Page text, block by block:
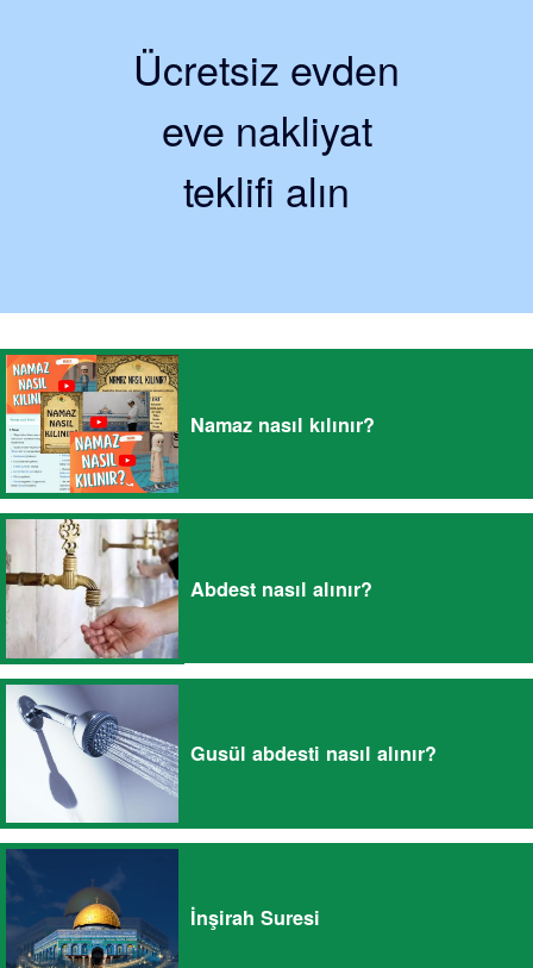
Ücretsiz evden
eve nakliyat
teklifi alın
Namaz nasıl kılınır?
Abdest nasıl alınır?
Gusül abdesti nasıl alınır?
İnşirah Suresi